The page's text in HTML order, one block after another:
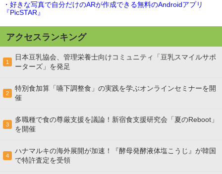
・好きな写真で自分だけのARが作成できる無料のAndroidアプリ
『PicSTAR』
アクセスランキング
1
日本豆乳協会、管理栄養士向けコミュニティ「豆乳スマイルサポ
ーターズ」を発足
2
特別食加算「嚥下調整食」の実践を学ぶオンラインセミナーを開
催
3
多職種で食の尊厳支援を議論！新宿食支援研究会「夏のReboot」
を開催
4
ハナマルキの海外展開が加速！『酵母発酵液体塩こうじ』が韓国
で特許査定を受領